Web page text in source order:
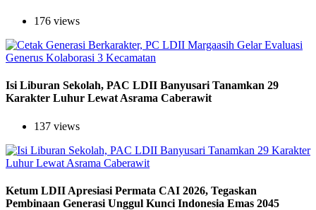
176 views
Isi Liburan Sekolah, PAC LDII Banyusari Tanamkan 29
Karakter Luhur Lewat Asrama Caberawit
137 views
Ketum LDII Apresiasi Permata CAI 2026, Tegaskan
Pembinaan Generasi Unggul Kunci Indonesia Emas 2045